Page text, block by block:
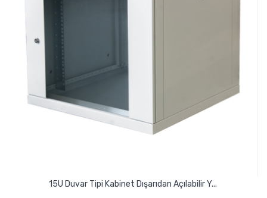
15U Duvar Tipi Kabinet Dışarıdan Açılabilir Y...